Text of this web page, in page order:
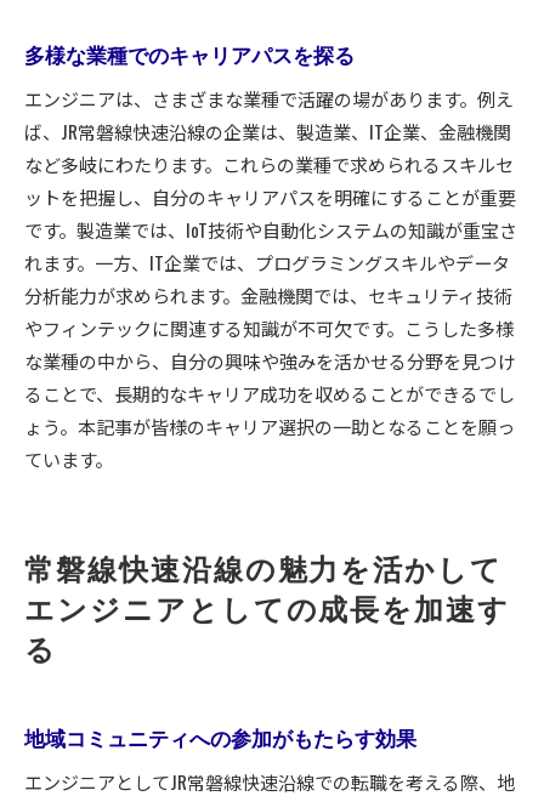
多様な業種でのキャリアパスを探る
エンジニアは、さまざまな業種で活躍の場があります。例え
ば、JR常磐線快速沿線の企業は、製造業、IT企業、金融機関
など多岐にわたります。これらの業種で求められるスキルセ
ットを把握し、自分のキャリアパスを明確にすることが重要
です。製造業では、IoT技術や自動化システムの知識が重宝さ
れます。一方、IT企業では、プログラミングスキルやデータ
分析能力が求められます。金融機関では、セキュリティ技術
やフィンテックに関連する知識が不可欠です。こうした多様
な業種の中から、自分の興味や強みを活かせる分野を見つけ
ることで、長期的なキャリア成功を収めることができるでし
ょう。本記事が皆様のキャリア選択の一助となることを願っ
ています。
常磐線快速沿線の魅力を活かして
エンジニアとしての成長を加速す
る
地域コミュニティへの参加がもたらす効果
エンジニアとしてJR常磐線快速沿線での転職を考える際、地